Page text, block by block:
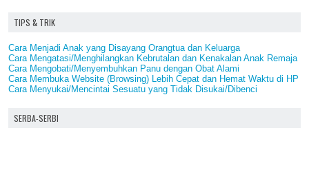
TIPS & TRIK
Cara Menjadi Anak yang Disayang Orangtua dan Keluarga
Cara Mengatasi/Menghilangkan Kebrutalan dan Kenakalan Anak Remaja
Cara Mengobati/Menyembuhkan Panu dengan Obat Alami
Cara Membuka Website (Browsing) Lebih Cepat dan Hemat Waktu di HP
Cara Menyukai/Mencintai Sesuatu yang Tidak Disukai/Dibenci
SERBA-SERBI